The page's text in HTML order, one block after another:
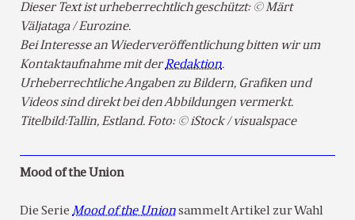
Dieser Text ist urheberrechtlich geschützt: © Märt
Väljataga / Eurozine.
Bei Interesse an Wiederveröffentlichung bitten wir um
Kontaktaufnahme mit derRedaktion.
Urheberrechtliche Angaben zu Bildern, Grafiken und
Videos sind direkt bei den Abbildungen vermerkt.
Titelbild:Tallin, Estland. Foto: © iStock / visualspace
Mood of the Union
Die Serie Mood of the Unionsammelt Artikel zur Wahl